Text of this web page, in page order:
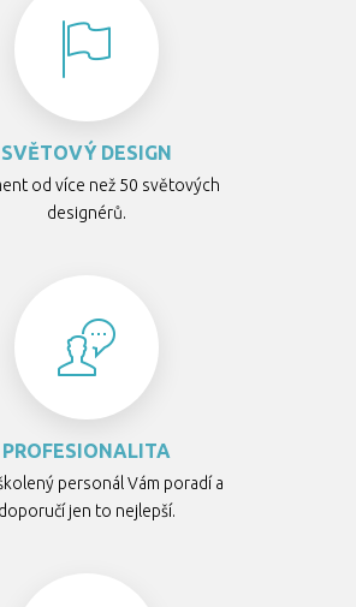
SVĚTOVÝ DESIGN
od více než 50 světových
designérů.
PROFESIONALITA
personál Vám poradí a
doporučí jen to nejlepší.